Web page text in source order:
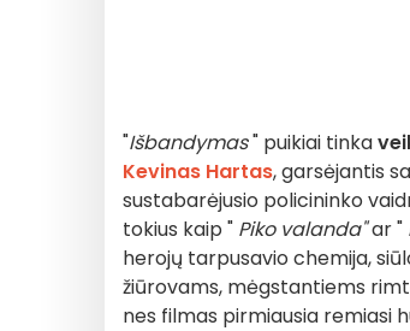
"Išbandymas" puikiai tinka
Kevinas Hartas, garsėjantis
sustabarėjusio policininko
tokius kaip " Piko valanda"ar "
herojų tarpusavio chemija,
žiūrovams, mėgstantiems
nes filmas pirmiausia remiasi